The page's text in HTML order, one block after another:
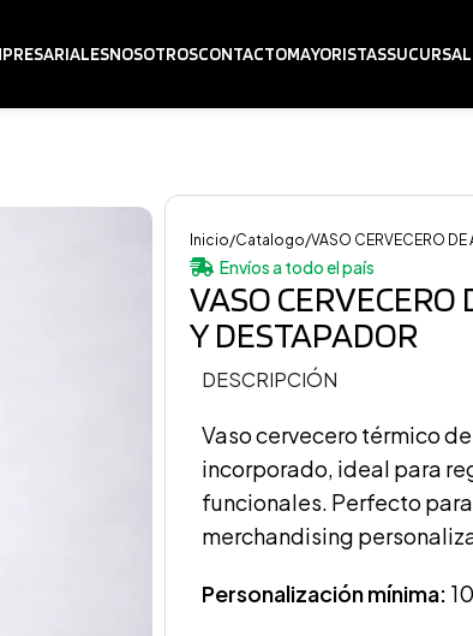
NOSOTROSCONTACTOMAYORISTAS
Inicio Catalogo VASO CERVECERO DE
Envíos a todo el país
VASO CERVECERO
Y DESTAPADOR
DESCRIPCIÓN
Vaso cervecero térmico
incorporado, ideal para
funcionales. Perfecto
merchandising
Personalización mínima: